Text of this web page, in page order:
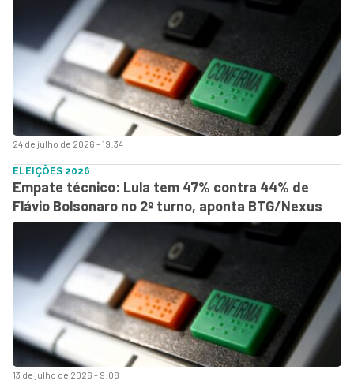
24 de julho de 2026 - 19:34
13 de julho de 2026 - 9:08
ELEIÇÕES 2026
Empate técnico: Lula tem 47% contra 44% de
Flávio Bolsonaro no 2º turno, aponta BTG/Nexus